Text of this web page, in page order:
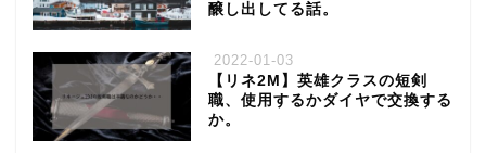
醸し出してる話。
2022-01-03
【リネ2M】英雄クラスの短剣
職、使用するかダイヤで交換する
か。